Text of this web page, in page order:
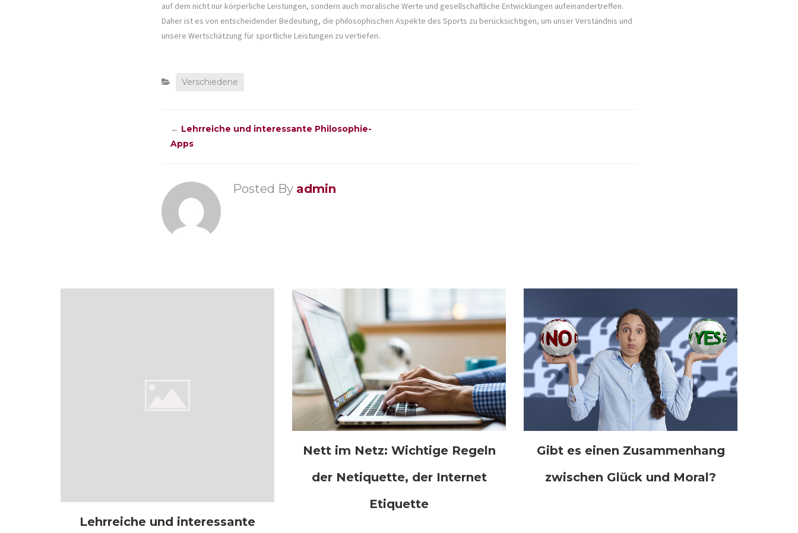
auf dem nicht nur körperliche Leistungen, sondern auch moralische Werte und gesellschaftliche Entwicklungen aufeinandertreffen.
Daher ist es von entscheidender Bedeutung, die philosophischen Aspekte des Sports zu berücksichtigen, um unser Verständnis und
unsere Wertschätzung für sportliche Leistungen zu vertiefen.
Verschiedene
← Lehrreiche und interessante Philosophie-
Apps
Posted By admin
Lehrreiche und interessante
Nett im Netz: Wichtige Regeln
der Netiquette, der Internet
Etiquette
Gibt es einen Zusammenhang
zwischen Glück und Moral?